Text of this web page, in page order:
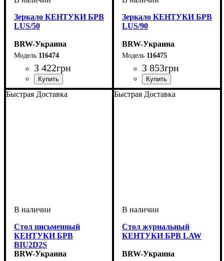
Зеркало КЕНТУКИ БРВ
LUS/50
BRW-Украина
116474
3 422грн
ширина, мм: 585
высота, мм: 1100
глубина, мм: 65
Зеркало КЕНТУКИ БРВ
LUS/90
BRW-Украина
116475
3 853грн
ширина, мм: 990
высота, мм: 760
глубина, мм: 65
Быстрая Доставка
Стол письменный
КЕНТУКИ БРВ
BIU2D2S
BRW-Украина
Быстрая Доставка
Стол журнальный
КЕНТУКИ БРВ LAW
BRW-Украина